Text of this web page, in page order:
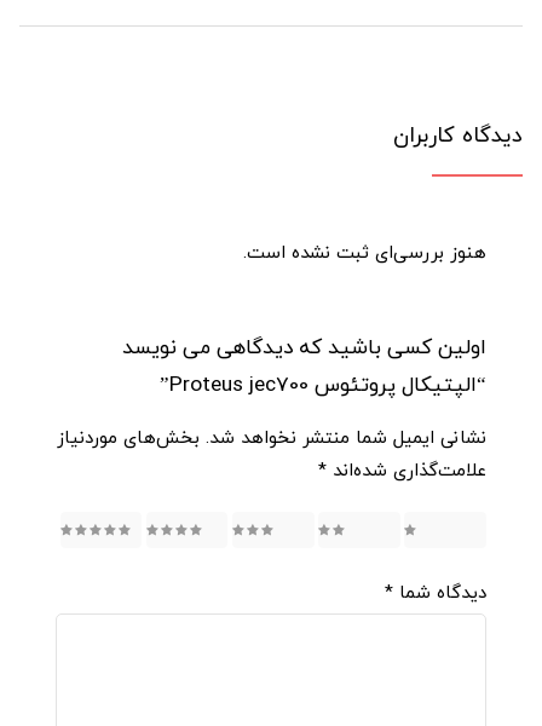
دیدگاه کاربران
هنوز بررسی‌ای ثبت نشده است.
اولین کسی باشید که دیدگاهی می نویسد
“الپتیکال پروتئوس Proteus jec700”
نشانی ایمیل شما منتشر نخواهد شد. بخش‌های موردنیاز
علامت‌گذاری شده‌اند *
5
دیدگاه شما *